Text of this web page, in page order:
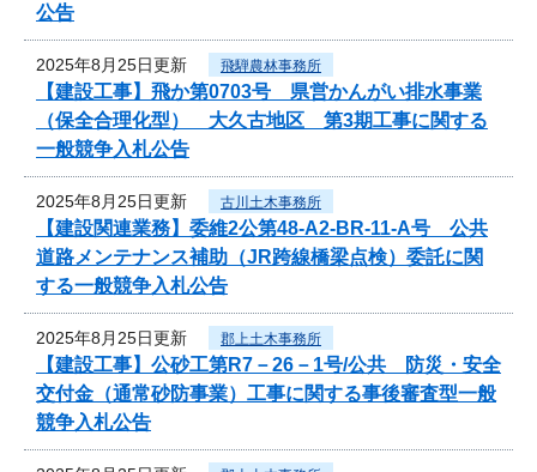
公告
2025年8月25日更新 飛騨農林事務所
【建設工事】飛か第0703号 県営かんがい排水事業
（保全合理化型） 大久古地区 第3期工事に関する
一般競争入札公告
2025年8月25日更新 古川土木事務所
【建設関連業務】委維2公第48-A2-BR-11-A号 公共
道路メンテナンス補助（JR跨線橋梁点検）委託に関
する一般競争入札公告
2025年8月25日更新 郡上土木事務所
【建設工事】公砂工第R7－26－1号/公共 防災・安全
交付金（通常砂防事業）工事に関する事後審査型一般
競争入札公告